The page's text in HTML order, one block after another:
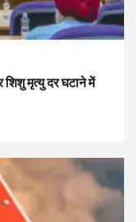
शिशु मृत्यु दर घटाने में